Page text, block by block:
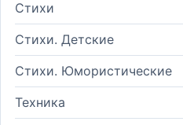
Стихи
Стихи. Детские
Стихи. Юмористические
Техника